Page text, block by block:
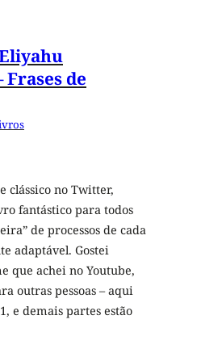
de
clássico no Twitter,
fantástico para todos
de processos de cada
adaptável. Gostei
que achei no Youtube,
outras pessoas – aqui
e demais partes estão